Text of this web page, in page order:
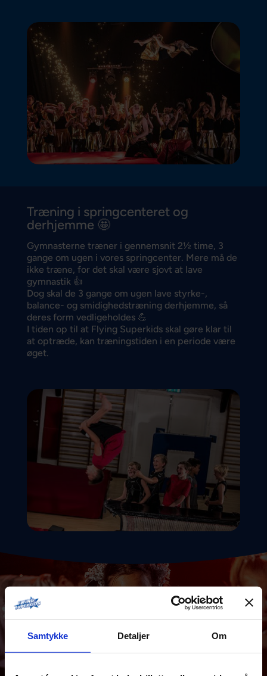
Samtykke Detaljer Om
Træning i springcenteret og
derhjemme 🤩
Gymnasterne træner i gennemsnit 2½ time, 3
gange om ugen i vores springcenter. Mere må de
ikke træne, for det skal være sjovt at lave
gymnastik 👍
Dog skal de 3 gange om ugen lave styrke-,
balance- og smidighedstræning derhjemme, så
deres form vedligeholdes 💪
I tiden op til at Flying Superkids skal gøre klar til
at optræde, kan træningstiden i en periode være
øget.